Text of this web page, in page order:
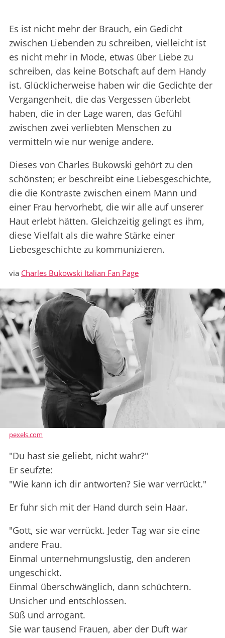
Es ist nicht mehr der Brauch, ein Gedicht
zwischen Liebenden zu schreiben, vielleicht ist
es nicht mehr in Mode, etwas über Liebe zu
schreiben, das keine Botschaft auf dem Handy
ist. Glücklicherweise haben wir die Gedichte der
Vergangenheit, die das Vergessen überlebt
haben, die in der Lage waren, das Gefühl
zwischen zwei verliebten Menschen zu
vermitteln wie nur wenige andere.
Dieses von Charles Bukowski gehört zu den
schönsten; er beschreibt eine Liebesgeschichte,
die die Kontraste zwischen einem Mann und
einer Frau hervorhebt, die wir alle auf unserer
Haut erlebt hätten. Gleichzeitig gelingt es ihm,
diese Vielfalt als die wahre Stärke einer
Liebesgeschichte zu kommunizieren.
via Charles Bukowski Italian Fan Page
pexels.com
"Du hast sie geliebt, nicht wahr?"
Er seufzte:
"Wie kann ich dir antworten? Sie war verrückt."
Er fuhr sich mit der Hand durch sein Haar.
"Gott, sie war verrückt. Jeder Tag war sie eine
andere Frau.
Einmal unternehmungslustig, den anderen
ungeschickt.
Einmal überschwänglich, dann schüchtern.
Unsicher und entschlossen.
Süß und arrogant.
Sie war tausend Frauen, aber der Duft war